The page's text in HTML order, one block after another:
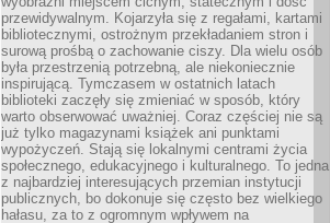
przewidywalnym. Kojarzyła się z regałami, kartami
bibliotecznymi, ostrożnym przekładaniem stron i
surową prośbą o zachowanie ciszy. Dla wielu osób
była przestrzenią potrzebną, ale niekoniecznie
inspirującą. Tymczasem w ostatnich latach
biblioteki zaczęły się zmieniać w sposób, który
warto obserwować uważniej. Coraz częściej nie są
już tylko magazynami książek ani punktami
wypożyczeń. Stają się lokalnymi centrami życia
społecznego, edukacyjnego i kulturalnego. To jedna
z najbardziej interesujących przemian instytucji
publicznych, bo dokonuje się często bez wielkiego
hałasu, za to z ogromnym wpływem na